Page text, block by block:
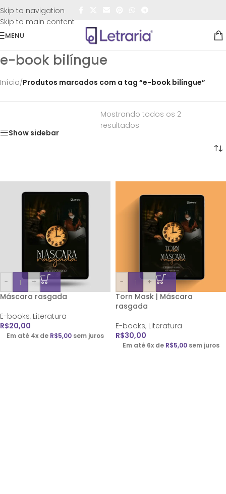
Skip to navigation
Skip to main content
FRETE GRÁTIS
MENU
e-book bilíngue
Início/Produtos marcados com a tag “e-book bilíngue”
Show sidebar
Mostrando todos os 2
resultados
-
+
Máscara rasgada
E-books, Literatura
R$20,00
Em até 4x de R$5,00 sem juros
-
+
Torn Mask | Máscara
rasgada
E-books, Literatura
R$30,00
Em até 6x de R$5,00 sem juros